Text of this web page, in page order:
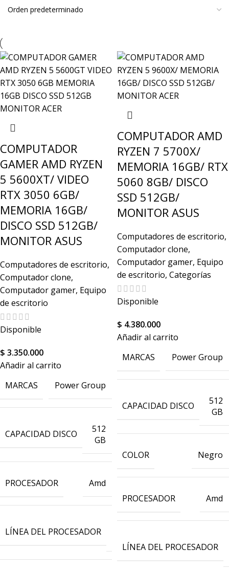
COMPUTADOR
GAMER AMD RYZEN
5 5600XT/ VIDEO
RTX 3050 6GB/
MEMORIA 16GB/
DISCO SSD 512GB/
MONITOR ASUS
Computadores de escritorio,
Computador clone,
Computador gamer, Equipo
de escritorio
Disponible
$ 3.350.000
Añadir al carrito
MARCAS
Power Group
CAPACIDAD DISCO
512
GB
PROCESADOR Amd
LÍNEA DEL PROCESADOR
COMPUTADOR AMD
RYZEN 7 5700X/
MEMORIA 16GB/ RTX
5060 8GB/ DISCO
SSD 512GB/
MONITOR ASUS
Computadores de escritorio,
Computador clone,
Computador gamer, Equipo
de escritorio, Categorías
Disponible
$ 4.380.000
Añadir al carrito
MARCAS
Power Group
CAPACIDAD DISCO
512
GB
COLOR Negro
PROCESADOR Amd
LÍNEA DEL PROCESADOR